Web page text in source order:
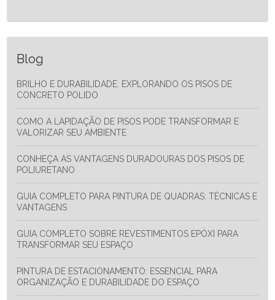
Blog
BRILHO E DURABILIDADE: EXPLORANDO OS PISOS DE
CONCRETO POLIDO
COMO A LAPIDAÇÃO DE PISOS PODE TRANSFORMAR E
VALORIZAR SEU AMBIENTE
CONHEÇA AS VANTAGENS DURADOURAS DOS PISOS DE
POLIURETANO
GUIA COMPLETO PARA PINTURA DE QUADRAS: TÉCNICAS E
VANTAGENS
GUIA COMPLETO SOBRE REVESTIMENTOS EPÓXI PARA
TRANSFORMAR SEU ESPAÇO
PINTURA DE ESTACIONAMENTO: ESSENCIAL PARA
ORGANIZAÇÃO E DURABILIDADE DO ESPAÇO